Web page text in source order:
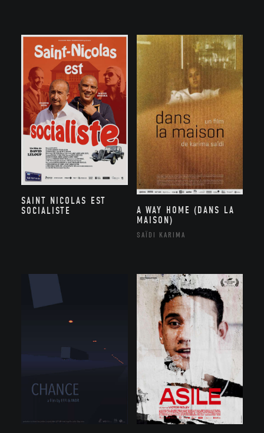
SAINT NICOLAS EST
SOCIALISTE
A WAY HOME (DANS LA
MAISON)
SAÏDI KARIMA